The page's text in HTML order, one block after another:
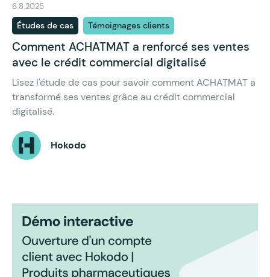
6.8.2025
Études de cas Témoignages clients
Comment ACHATMAT a renforcé ses ventes
avec le crédit commercial digitalisé
Lisez l'étude de cas pour savoir comment ACHATMAT a
transformé ses ventes grâce au crédit commercial
digitalisé.
Hokodo